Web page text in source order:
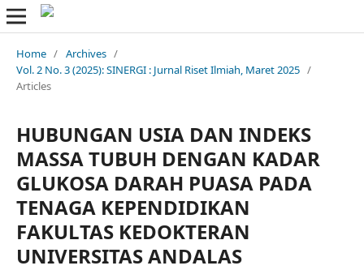
Home / Archives /
Vol. 2 No. 3 (2025): SINERGI : Jurnal Riset Ilmiah, Maret 2025 /
Articles
HUBUNGAN USIA DAN INDEKS
MASSA TUBUH DENGAN KADAR
GLUKOSA DARAH PUASA PADA
TENAGA KEPENDIDIKAN
FAKULTAS KEDOKTERAN
UNIVERSITAS ANDALAS